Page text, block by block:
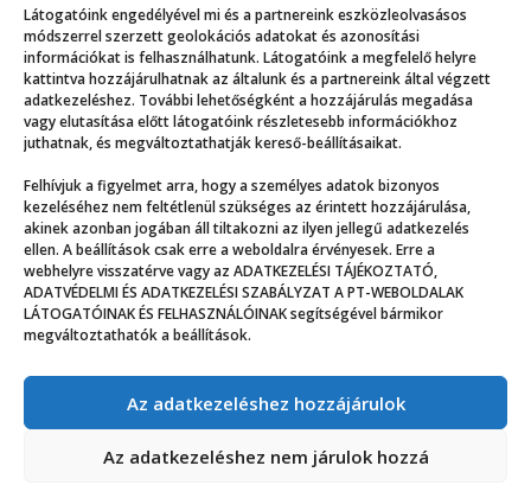
Látogatóink engedélyével mi és a partnereink eszközleolvasásos
módszerrel szerzett geolokációs adatokat és azonosítási
információkat is felhasználhatunk. Látogatóink a megfelelő helyre
kattintva hozzájárulhatnak az általunk és a partnereink által végzett
adatkezeléshez. További lehetőségként a hozzájárulás megadása
vagy elutasítása előtt látogatóink részletesebb információkhoz
juthatnak, és megváltoztathatják kereső-beállításaikat.
Felhívjuk a figyelmet arra, hogy a személyes adatok bizonyos
kezeléséhez nem feltétlenül szükséges az érintett hozzájárulása,
akinek azonban jogában áll tiltakozni az ilyen jellegű adatkezelés
ellen. A beállítások csak erre a weboldalra érvényesek. Erre a
webhelyre visszatérve vagy az ADATKEZELÉSI TÁJÉKOZTATÓ,
ADATVÉDELMI ÉS ADATKEZELÉSI SZABÁLYZAT A PT-WEBOLDALAK
LÁTOGATÓINAK ÉS FELHASZNÁLÓINAK segítségével bármikor
megváltoztathatók a beállítások.
Az adatkezeléshez hozzájárulok
Az adatkezeléshez nem járulok hozzá
Máshol kötelező volt enni, menni, ott lenni
© ppz.hu